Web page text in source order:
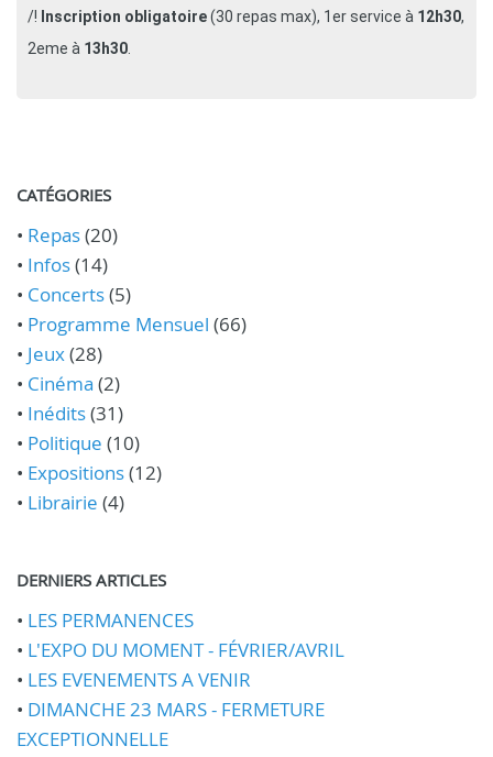
/! Inscription obligatoire(30 repas max), 1er service à 12h30,
2eme à 13h30.
CATÉGORIES
• Repas(20)
• Infos(14)
• Concerts(5)
• Programme Mensuel (66)
• Jeux(28)
• Cinéma (2)
• Inédits(31)
• Politique (10)
• Expositions(12)
• Librairie (4)
DERNIERS ARTICLES
• LES PERMANENCES
• L'EXPO DU MOMENT - FÉVRIER/AVRIL
• LES EVENEMENTS A VENIR
• DIMANCHE 23 MARS - FERMETURE
EXCEPTIONNELLE